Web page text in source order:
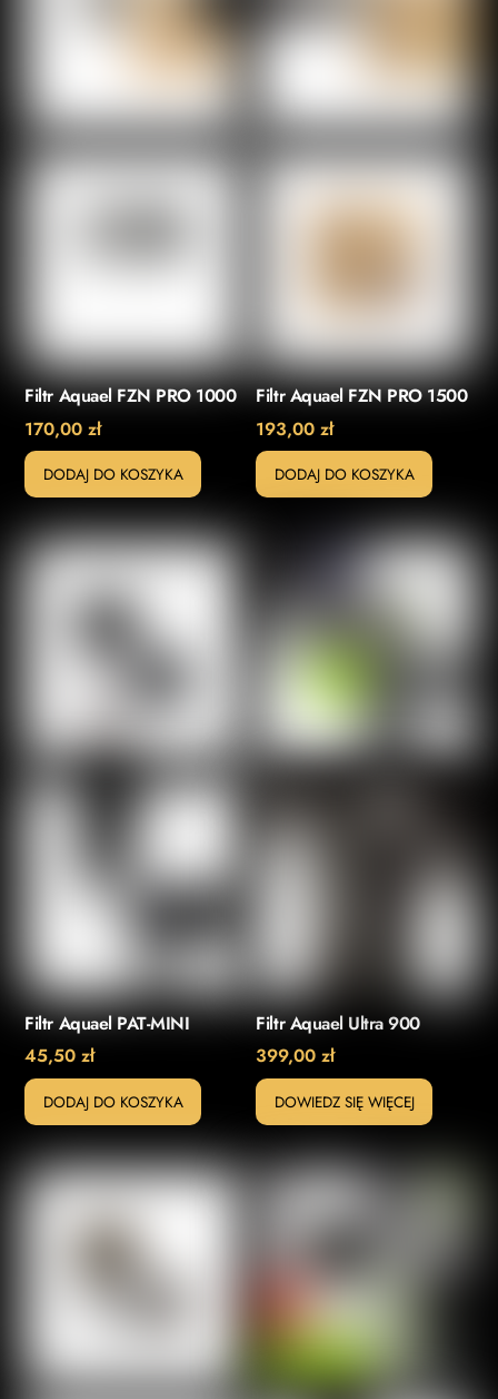
Filtr Aquael FZN PRO 1000
170,00zł
DODAJ DO KOSZYKA
Filtr Aquael FZN PRO 1500
193,00zł
DODAJ DO KOSZYKA
Filtr Aquael PAT-MINI
45,50zł
DODAJ DO KOSZYKA
Filtr Aquael Ultra 900
399,00zł
DOWIEDZ SIĘ WIĘCEJ